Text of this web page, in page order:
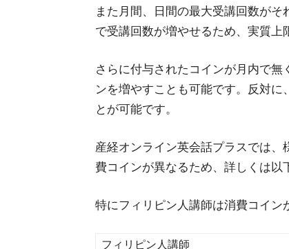
また月間、日間の最大受講回数が
で受講回数が増やせるため、実質上
さらに付与されたコインが月内で
ンを増やすことも可能です。反対
とが可能です。
産経オンライン英会話プラスでは
費コインが異なるため、詳しくは以
特にフィリピン人講師は消費コイン
フィリピン人講師